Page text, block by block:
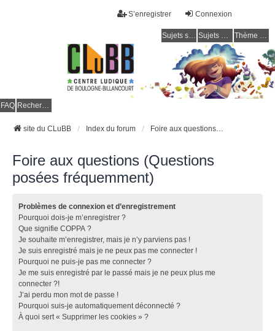
Connexion
S’enregistrer
Sujets sans réponse Sujets actifs Thème clair / foncé
FAQ Rechercher
site du CLuBB Index du forum Foire aux questions (Questions posées fréquemment)
Foire aux questions (Questions
posées fréquemment)
Problèmes de connexion et d’enregistrement
Pourquoi dois-je m’enregistrer ?
Que signifie COPPA ?
Je souhaite m’enregistrer, mais je n’y parviens pas !
Je suis enregistré mais je ne peux pas me connecter !
Pourquoi ne puis-je pas me connecter ?
Je me suis enregistré par le passé mais je ne peux plus me
connecter ?!
J’ai perdu mon mot de passe !
Pourquoi suis-je automatiquement déconnecté ?
À quoi sert « Supprimer les cookies » ?